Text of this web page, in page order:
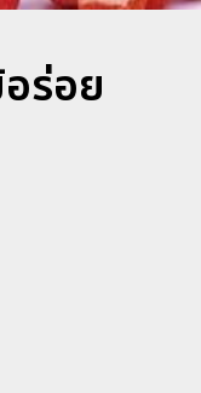
ร่อย